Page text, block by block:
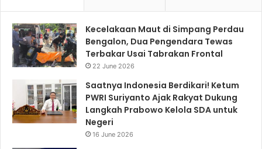
Kecelakaan Maut di Simpang Perdau
Bengalon, Dua Pengendara Tewas
Terbakar Usai Tabrakan Frontal
22 June 2026
Saatnya Indonesia Berdikari! Ketum
PWRI Suriyanto Ajak Rakyat Dukung
Langkah Prabowo Kelola SDA untuk
Negeri
16 June 2026